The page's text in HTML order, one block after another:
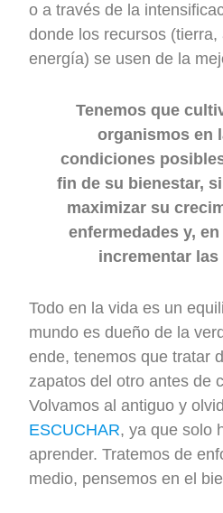
o a través de la
donde los recursos (tierra,
energía) se usen de la
Tenemos que
organismos en
condiciones
fin de su bienestar,
maximizar su
enfermedades y,
incrementar las
Todo en la vida es un
mundo es dueño de la
ende, tenemos que tratar
zapatos del otro antes de
Volvamos al antiguo y
ESCUCHAR, ya que solo
aprender. Tratemos de
medio, pensemos en el